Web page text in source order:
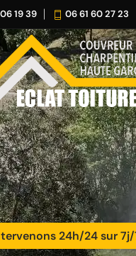
19 39 06 61 60 27 23
24h/24 sur